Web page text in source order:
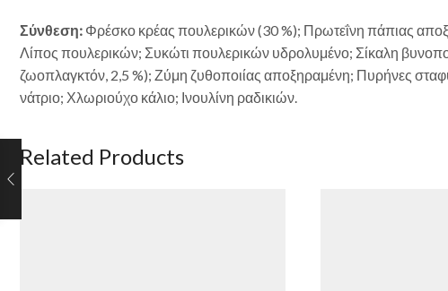
Σύνθεση: Φρέσκο κρέας πουλερικών (30 %); Πρωτεΐνη πάπιας
Λίπος πουλερικών; Συκώτι πουλερικών υδρολυμένο; Σίκαλη
ζωοπλαγκτόν, 2,5 %); Ζύμη ζυθοποιίας αποξηραμένη; Πυρήνες
νάτριο; Χλωριούχο κάλιο; Ινουλίνη ραδικιών.
Related Products